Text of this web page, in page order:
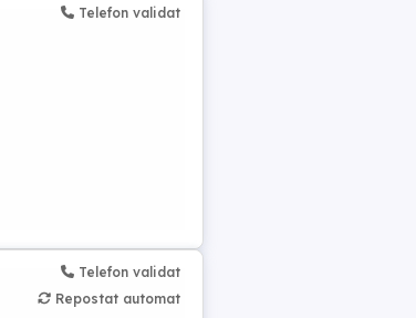
Telefon validat
Telefon validat
Repostat automat